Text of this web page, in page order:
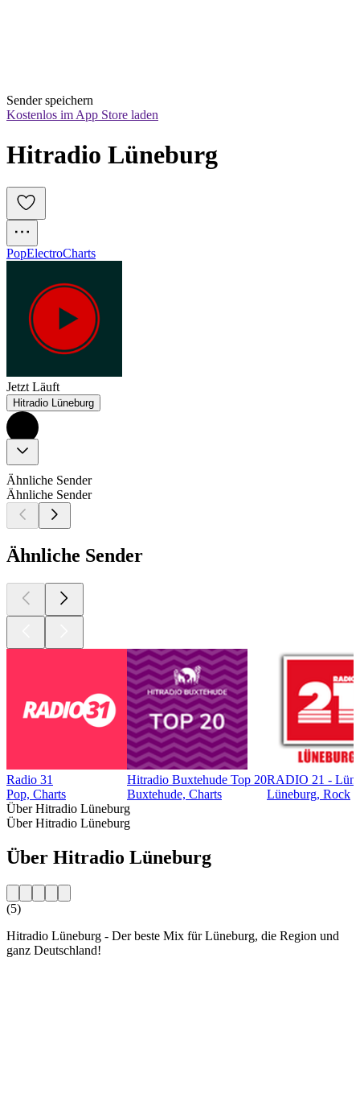
Sender speichern
Kostenlos im App Store laden
Hitradio Lüneburg
PopElectroCharts
Jetzt Läuft
Hitradio Lüneburg
Ähnliche Sender
Ähnliche Sender
Ähnliche Sender
Radio 31
Pop, Charts
Hitradio Buxtehude Top 20
Buxtehude, Charts
RADIO 21 -
Lüneburg, Rock
Über Hitradio Lüneburg
Über Hitradio Lüneburg
Über Hitradio Lüneburg
(5)
Hitradio Lüneburg - Der beste Mix für Lüneburg, die Region und
ganz Deutschland!